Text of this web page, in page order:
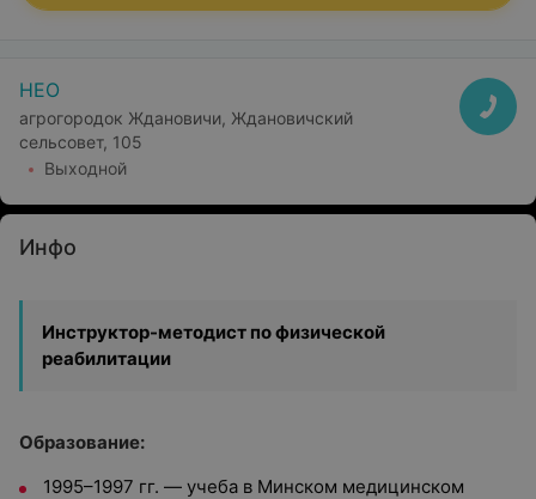
НЕО
агрогородок Ждановичи, Ждановичский
сельсовет, 105
Выходной
Инфо
Инструктор-методист по физической
реабилитации
Образование:
1995–1997 гг. — учеба в Минском медицинском